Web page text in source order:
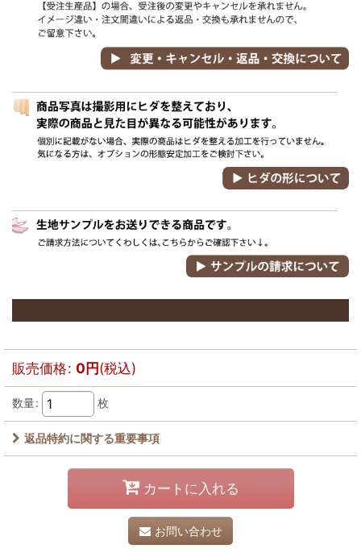
販売価格: 0円(税込)
数量: 枚
返品特約に関する重要事項
カートに入れる
お問い合わせ